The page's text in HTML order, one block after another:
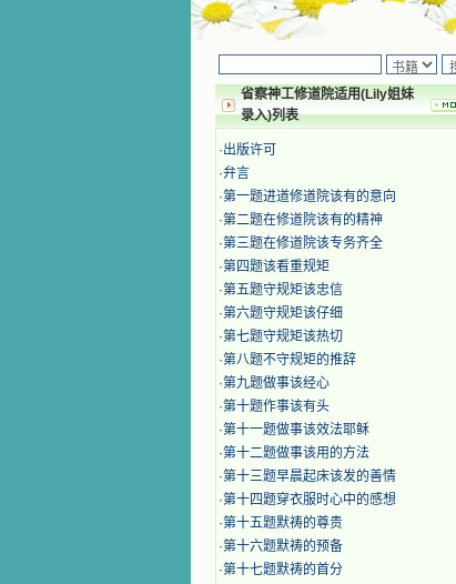
省察神工修道院适用(Lily姐妹
录入)列表
·出版许可
·弁言
·第一题进道修道院该有的意向
·第二题在修道院该有的精神
·第三题在修道院该专务齐全
·第四题该看重规矩
·第五题守规矩该忠信
·第六题守规矩该仔细
·第七题守规矩该热切
·第八题不守规矩的推辞
·第九题做事该经心
·第十题作事该有头
·第十一题做事该效法耶稣
·第十二题做事该用的方法
·第十三题早晨起床该发的善情
·第十四题穿衣服时心中的感想
·第十五题默祷的尊贵
·第十六题默祷的预备
·第十七题默祷的首分